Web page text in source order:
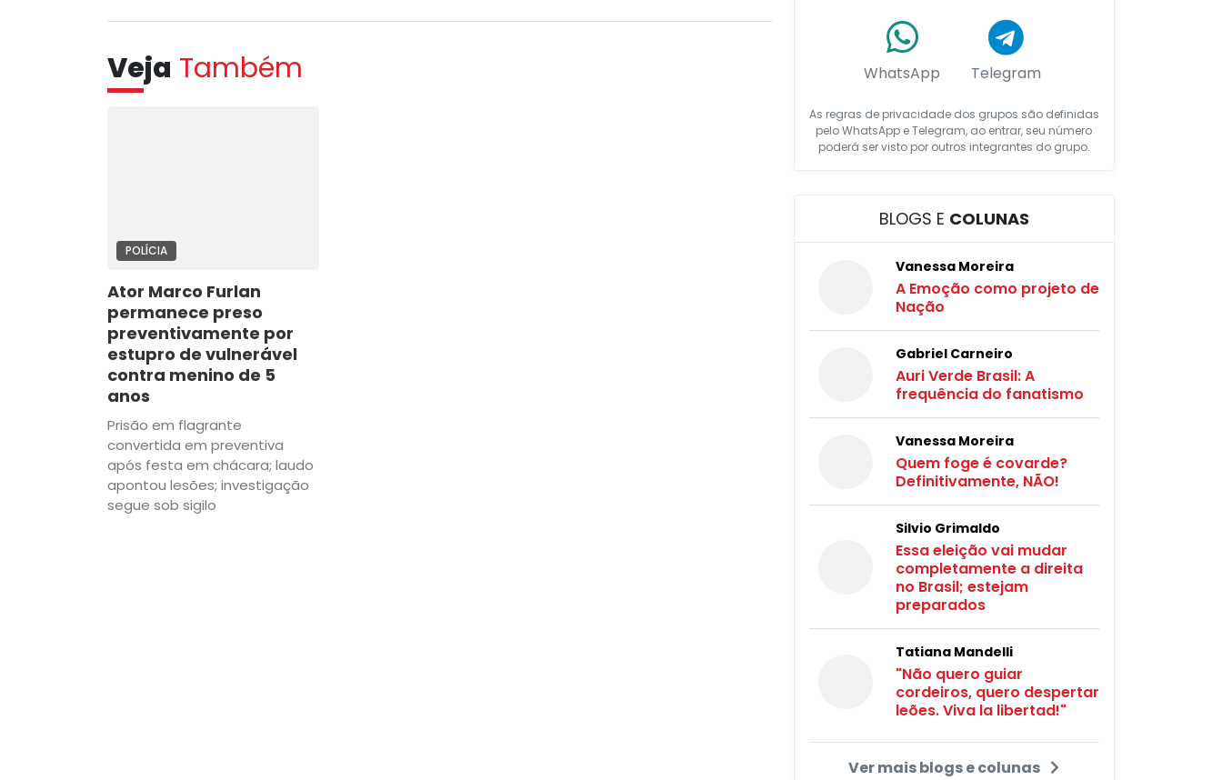
Veja Também
POLÍCIA
Ator Marco Furlan
permanece preso
preventivamente por
estupro de vulnerável
contra menino de 5
anos
Prisão em flagrante
convertida em preventiva
após festa em chácara; laudo
apontou lesões; investigação
segue sob sigilo
WhatsApp Telegram
As regras de privacidade dos grupos são definidas
pelo WhatsApp e Telegram, ao entrar, seu número
poderá ser visto por outros integrantes do grupo.
BLOGS E COLUNAS
Vanessa Moreira
A Emoção como projeto de
Nação
Gabriel Carneiro
Auri Verde Brasil: A
frequência do fanatismo
Vanessa Moreira
Quem foge é covarde?
Definitivamente, NÃO!
Silvio Grimaldo
Essa eleição vai mudar
completamente a direita
no Brasil; estejam
preparados
Tatiana Mandelli
"Não quero guiar
cordeiros, quero despertar
leões. Viva la libertad!"
Ver mais blogs e colunas